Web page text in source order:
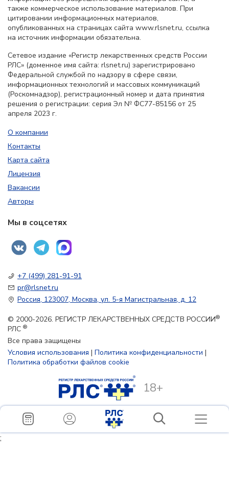
также коммерческое использование материалов. При
цитировании информационных материалов,
опубликованных на страницах сайта www.rlsnet.ru, ссылка
на источник информации обязательна.
Сетевое издание «Регистр лекарственных средств России
РЛС» (доменное имя сайта: rlsnet.ru) зарегистрировано
Федеральной службой по надзору в сфере связи,
информационных технологий и массовых коммуникаций
(Роскомнадзор), регистрационный номер и дата принятия
решения о регистрации: серия Эл № ФС77-85156 от 25
апреля 2023 г.
О компании
Контакты
Карта сайта
Лицензия
Вакансии
Авторы
Мы в соцсетях
+7 (499) 281-91-91
pr@rlsnet.ru
Россия, 123007, Москва, ул. 5-я Магистральная, д. 12
© 2000-2026. РЕГИСТР ЛЕКАРСТВЕННЫХ СРЕДСТВ РОССИИ®
РЛС ®
Все права защищены
Условия использования | Политика конфиденциальности |
Политика обработки файлов cookie
18+
;